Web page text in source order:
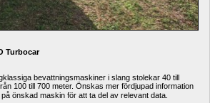
Turbocar
bevattningsmaskiner i slang stolekar 40 till
100 till 700 meter. Önskas mer fördjupad information
önskad maskin för att ta del av relevant data.